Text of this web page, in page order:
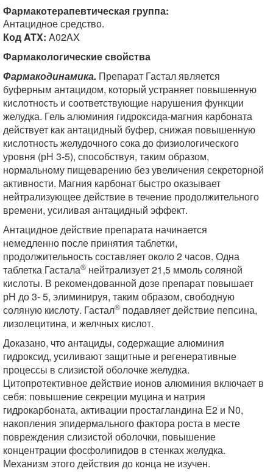
Фармакотерапевтическая группа:
Антацидное средство.
Код ATX: A02AX
Фармакологические свойства
Фармакодинамика. Препарат Гастал является
буферным антацидом, который устраняет повышенную
кислотность и соответствующие нарушения функции
желудка. Гель алюминия гидроксида-магния карбоната
действует как антацидный буфер, снижая повышенную
кислотность желудочного сока до физиологического
уровня (рН 3-5), способствуя, таким образом,
нормальному пищеварению без увеличения секреторной
активности. Магния карбонат быстро оказывает
нейтрализующее действие в течение продолжительного
времени, усиливая антацидный эффект.
Антацидное действие препарата начинается
немедленно после принятия таблетки,
продолжительность составляет около 2 часов. Одна
таблетка Гастала® нейтрализует 21,5 ммоль соляной
кислоты. В рекомендованной дозе препарат повышает
рН до 3- 5, элиминируя, таким образом, свободную
соляную кислоту. Гастал® подавляет действие пепсина,
лизолецитина, и желчных кислот.
Доказано, что антациды, содержащие алюминия
гидроксид, усиливают защитные и регенеративные
процессы в слизистой оболочке желудка.
Цитопротективное действие ионов алюминия включает в
себя: повышение секреции муцина и натрия
гидрокарбоната, активации простагландина Е2 и N0,
накопления эпидермального фактора роста в месте
повреждения слизистой оболочки, повышение
концентрации фосфолипидов в стенках желудка.
Механизм этого действия до конца не изучен.